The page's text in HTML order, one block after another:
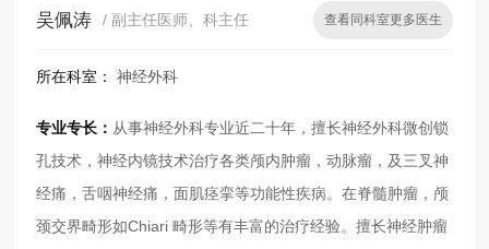
查看同科室更多医生
吴佩涛 / 副主任医师、科主任
所在科室：神经外科
专业专长： 从事神经外科专业近二十年，擅长神经外科微创锁
孔技术，神经内镜技术治疗各类颅内肿瘤，动脉瘤，及三叉神
经痛，舌咽神经痛，面肌痉挛等功能性疾病。在脊髓肿瘤，颅
颈交界畸形如Chiari 畸形等有丰富的治疗经验。擅长神经肿瘤